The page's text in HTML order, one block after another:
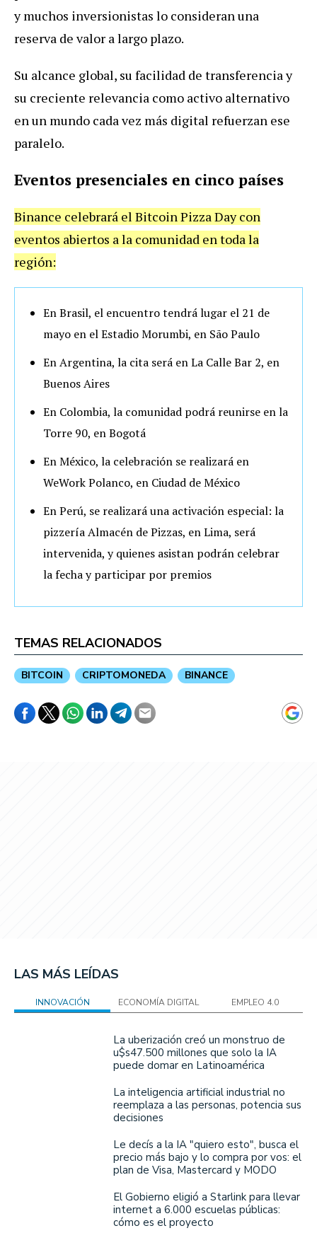
y muchos inversionistas lo consideran una
reserva de valor a largo plazo.
Su alcance global, su facilidad de transferencia y
su creciente relevancia como activo alternativo
en un mundo cada vez más digital refuerzan ese
paralelo.
Eventos presenciales en cinco países
Binance celebrará el Bitcoin Pizza Day con
eventos abiertos a la comunidad en toda la
región:
En Brasil, el encuentro tendrá lugar el 21 de
mayo en el Estadio Morumbi, en São Paulo
En Argentina, la cita será en La Calle Bar 2, en
Buenos Aires
En Colombia, la comunidad podrá reunirse en la
Torre 90, en Bogotá
En México, la celebración se realizará en
WeWork Polanco, en Ciudad de México
En Perú, se realizará una activación especial: la
pizzería Almacén de Pizzas, en Lima, será
intervenida, y quienes asistan podrán celebrar
la fecha y participar por premios
TEMAS RELACIONADOS
BITCOIN CRIPTOMONEDA BINANCE
LAS MÁS LEÍDAS
INNOVACIÓN ECONOMÍA DIGITAL EMPLEO 4.0
La uberización creó un monstruo de
u$s47.500 millones que solo la IA
puede domar en Latinoamérica
La inteligencia artificial industrial no
reemplaza a las personas, potencia sus
decisiones
Le decís a la IA "quiero esto", busca el
precio más bajo y lo compra por vos: el
plan de Visa, Mastercard y MODO
El Gobierno eligió a Starlink para llevar
internet a 6.000 escuelas públicas:
cómo es el proyecto